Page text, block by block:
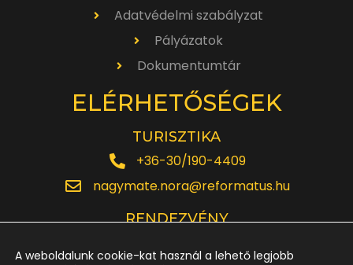
Adatvédelmi szabályzat
Pályázatok
Dokumentumtár
ELÉRHETŐSÉGEK
TURISZTIKA
+36-30/190-4409
nagymate.nora@reformatus.hu
RENDEZVÉNY
A weboldalunk cookie-kat használ a lehető legjobb